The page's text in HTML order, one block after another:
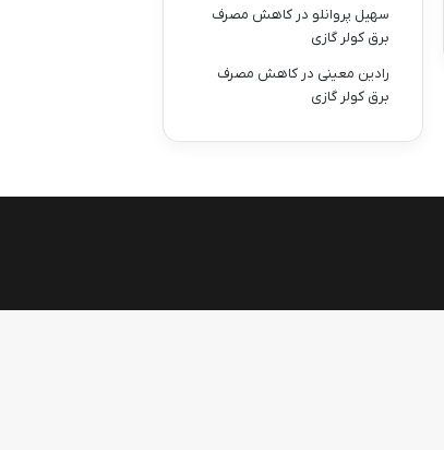
سهیل پروانلو در کاهش مصرف
برق کولر گازی
رادین معینی در کاهش مصرف
برق کولر گازی